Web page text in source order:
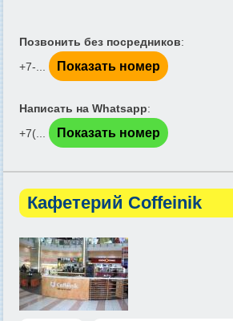
Позвонить без посредников:
+7-...
Показать номер
Написать на Whatsapp:
+7(...
Показать номер
Кафетерий Coffeinik